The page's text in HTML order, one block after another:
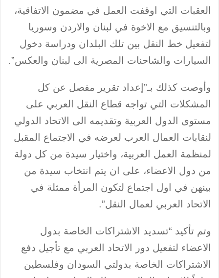
العقبات التي اوقفت العمل في مضمون الاتفاقية،
وبالتنسيق مع الاخوة في لبنان والاردن وسوريا
لتفعيل خط النقل بين تلك البلدان ودراسة دخول
السيارات والشاحنات المصرية الى لبنان والعكس”.
وأوصت كذلك بـ”إعداد تقرير مفصل عن كل
المشكلات التي تواجه قطاع النقل العربي على
مستوى الدول العربية وتقديمه الى الاتحاد الدولي
لنقابات العمال العرب لعرضه في الاجتماع المقبل
لمنظمة العمل العربية، واختيار سيدة من كل دولة
من دول الاعضاء، على ان يتم انتخاب سيدة من
بينهن في اول اجتماع لتكون المرأة ممثلة في
الاتحاد العربي لعمال النقل”.
وتم تأكيد “تسديد الاشتراكات الخاصة بدول
الاعضاء لتفعيل دور الاتحاد العربي مع تأجيل دفع
الاشتراكات الخاصة بدولتي السودان وفلسطين